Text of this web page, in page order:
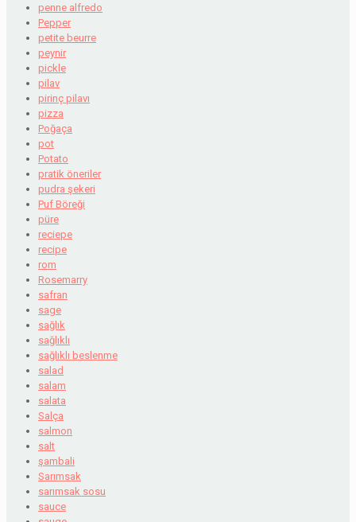
penne alfredo
Pepper
petite beurre
peynir
pickle
pilav
pirinç pilavı
pizza
Poğaça
pot
Potato
pratik öneriler
pudra şekeri
Puf Böreği
püre
reciepe
recipe
rom
Rosemarry
safran
sage
sağlık
sağlıklı
sağlıklı beslenme
salad
salam
salata
Salça
salmon
salt
şambali
Sarımsak
sarımsak sosu
sauce